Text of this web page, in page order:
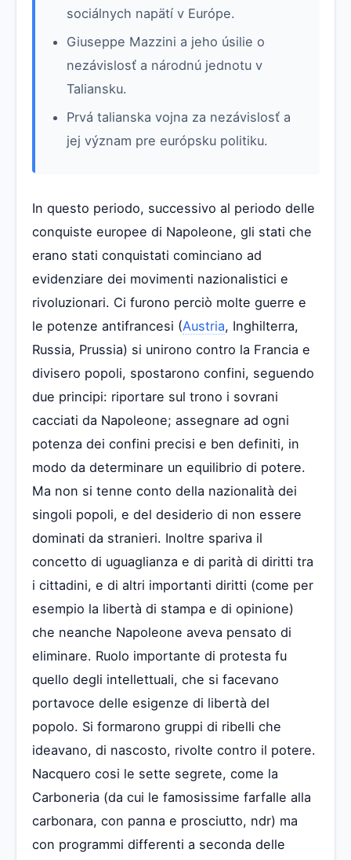
sociálnych napätí v Európe.
Giuseppe Mazzini a jeho úsilie o
nezávislosť a národnú jednotu v
Taliansku.
Prvá talianska vojna za nezávislosť a
jej význam pre európsku politiku.
In questo periodo, successivo al periodo delle
conquiste europee di Napoleone, gli stati che
erano stati conquistati cominciano ad
evidenziare dei movimenti nazionalistici e
rivoluzionari. Ci furono perciò molte guerre e
le potenze antifrancesi (Austria, Inghilterra,
Russia, Prussia) si unirono contro la Francia e
divisero popoli, spostarono confini, seguendo
due principi: riportare sul trono i sovrani
cacciati da Napoleone; assegnare ad ogni
potenza dei confini precisi e ben definiti, in
modo da determinare un equilibrio di potere.
Ma non si tenne conto della nazionalità dei
singoli popoli, e del desiderio di non essere
dominati da stranieri. Inoltre spariva il
concetto di uguaglianza e di parità di diritti tra
i cittadini, e di altri importanti diritti (come per
esempio la libertà di stampa e di opinione)
che neanche Napoleone aveva pensato di
eliminare. Ruolo importante di protesta fu
quello degli intellettuali, che si facevano
portavoce delle esigenze di libertà del
popolo. Si formarono gruppi di ribelli che
ideavano, di nascosto, rivolte contro il potere.
Nacquero cosi le sette segrete, come la
Carboneria (da cui le famosissime farfalle alla
carbonara, con panna e prosciutto, ndr) ma
con programmi differenti a seconda delle